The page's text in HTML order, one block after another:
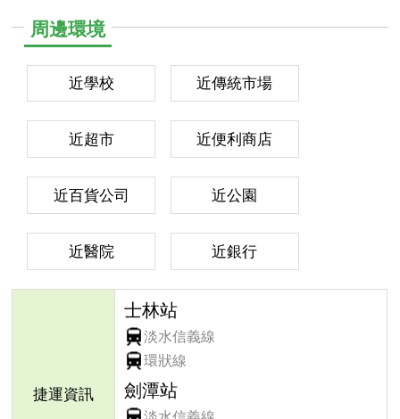
周邊環境
近學校 近傳統市場
近超市 近便利商店
近百貨公司 近公園
近醫院 近銀行
捷運資訊
士林站
淡水信義線
環狀線
劍潭站